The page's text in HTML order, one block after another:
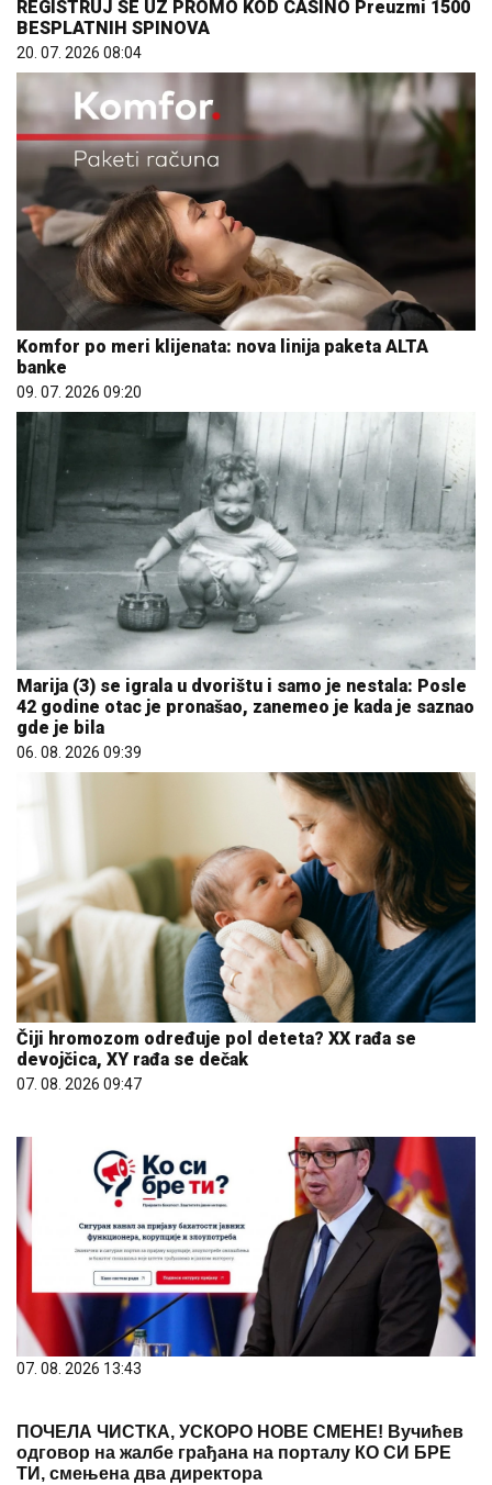
REGISTRUJ SE UZ PROMO KOD CASINO Preuzmi 1500
BESPLATNIH SPINOVA
20. 07. 2026 08:04
Komfor po meri klijenata: nova linija paketa ALTA
banke
09. 07. 2026 09:20
Marija (3) se igrala u dvorištu i samo je nestala: Posle
42 godine otac je pronašao, zanemeo je kada je saznao
gde je bila
06. 08. 2026 09:39
Čiji hromozom određuje pol deteta? XX rađa se
devojčica, XY rađa se dečak
07. 08. 2026 09:47
07. 08. 2026 13:43
ПОЧЕЛА ЧИСТКА, УСКОРО НОВЕ СМЕНЕ! Вучићев
одговор на жалбе грађана на порталу КО СИ БРЕ
ТИ, смењена два директора